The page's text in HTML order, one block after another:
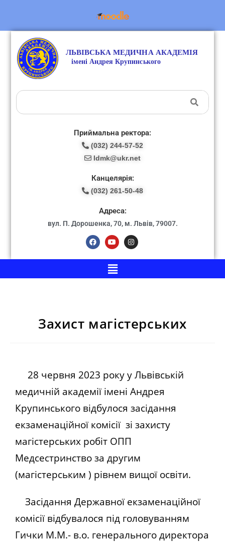
Приймальна ректора:
(032) 244-57-52
ldmk@ukr.net
Канцелярія:
(032) 261-50-48
Адреса:
вул. П. Дорошенка, 70, м. Львів, 79007.
Захист магістерських
28 червня 2023 року у Львівській
медичній академії імені Андрея
Крупинського відбулося засідання
екзаменаційної комісії зі захисту
магістерських робіт ОПП
Медсестринство за другим
(магістерським ) рівнем вищої освіти.
Засідання Державної екзаменаційної
комісії відбувалося під головуванням
Гички М.М.- в.о. генерального директора